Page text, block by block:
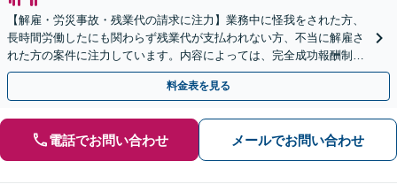
【解雇・労災事故・残業代の請求に注力】業務中に怪我をされた方、
長時間労働したにも関わらず残業代が支払われない方、不当に解雇さ
れた方の案件に注力しています。内容によっては、完全成功報酬制で
対応できる場合もございますので、お問い合わせください。
料金表を見る
電話でお問い合わせ メールでお問い合わせ